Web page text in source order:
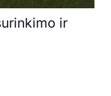
ir